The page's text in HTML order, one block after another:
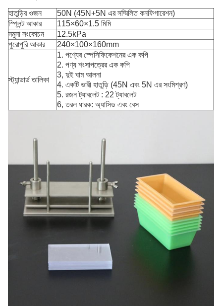
হাতুড়ির ওজন
50N (45N+5N এর সম্মিলিত কনফিগারেশন)
স্প্লিন্ট আকার
115×60×1.5 মিমি
নমুনা সংকোচন
12.5kPa
পুরোপুরি আকার
240×100×160mm
স্ট্যান্ডার্ড তালিকা
1. পণ্যের স্পেসিফিকেশনের এক কপি
2. পণ্য শংসাপত্রের এক কপি
3, দুই ঘাম আলনা
4. একটি ভারী হাতুড়ি (45N এবং 5N এর সংমিশ্রণ)
5. রজন ট্যাবলেট : 22 ট্যাবলেট
6, তরল ধারক: অ্যাসিড এবং বেস